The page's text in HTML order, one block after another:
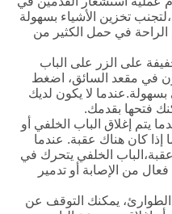
تخزين الأشياء بسهولة
في حمل الكثير من
على الزر على الباب
في مقعد السائق، اضغط
لا يكون لديك
فتحها بقدمك.
يتم إغلاق الباب الخلفي أو
إذا كان هناك عقبة. عندما
الخلفي يتحرك في
من الإصابة أو تدمير
يمكنك التوقف عن